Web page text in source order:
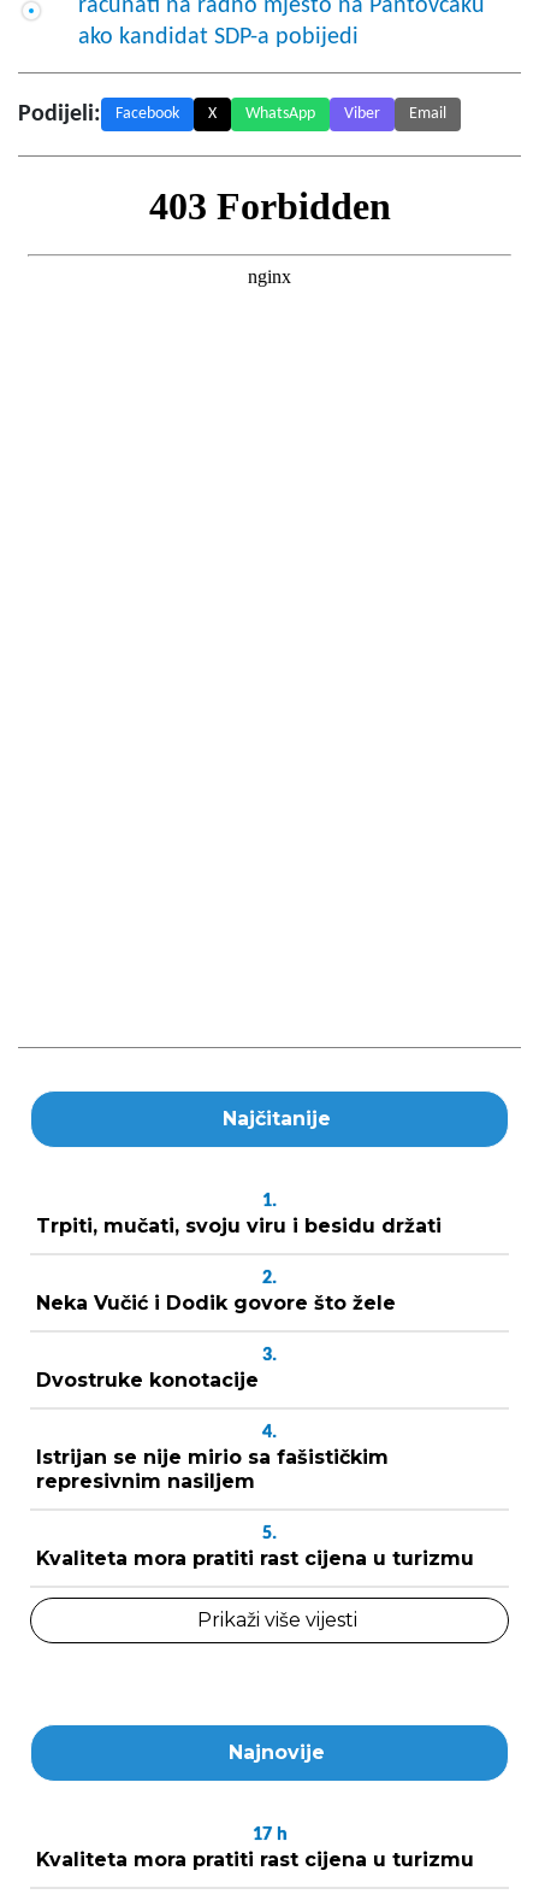
računati na radno mjesto na Pantovčaku
ako kandidat SDP-a pobijedi
Podijeli: Facebook X WhatsApp Viber Email
Najčitanije
1.
Trpiti, mučati, svoju viru i besidu držati
2.
Neka Vučić i Dodik govore što žele
3.
Dvostruke konotacije
4.
Istrijan se nije mirio sa fašističkim
represivnim nasiljem
5.
Kvaliteta mora pratiti rast cijena u turizmu
Prikaži više vijesti
Najnovije
17 h
Kvaliteta mora pratiti rast cijena u turizmu